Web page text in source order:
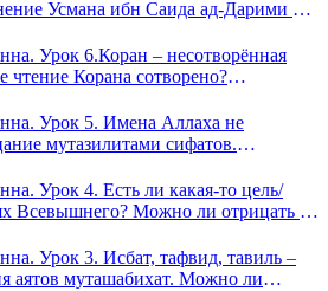
Усмана ибн Саида ад-Дарими о
Урок 6.Коран – несотворённая
чтение Корана сотворено?
Урок 5. Имена Аллаха не
мутазилитами сифатов.
Урок 4. Есть ли какая-то цель/
Всевышнего? Можно ли отрицать в
Сунне? Концепция ибн Таймийи
Урок 3. Исбат, тафвид, тавиль –
аятов муташабихат. Можно ли